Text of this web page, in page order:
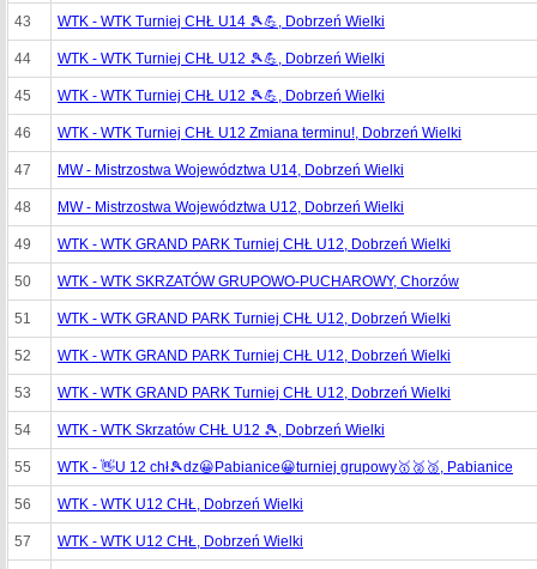
43 WTK - WTK Turniej CHŁ U14 🎾💪, Dobrzeń Wielki
44 WTK - WTK Turniej CHŁ U12 🎾💪, Dobrzeń Wielki
45 WTK - WTK Turniej CHŁ U12 🎾💪, Dobrzeń Wielki
46 WTK - WTK Turniej CHŁ U12 Zmiana terminu!, Dobrzeń Wielki
47 MW - Mistrzostwa Województwa U14, Dobrzeń Wielki
48 MW - Mistrzostwa Województwa U12, Dobrzeń Wielki
49 WTK - WTK GRAND PARK Turniej CHŁ U12, Dobrzeń Wielki
50 WTK - WTK SKRZATÓW GRUPOWO-PUCHAROWY, Chorzów
51 WTK - WTK GRAND PARK Turniej CHŁ U12, Dobrzeń Wielki
52 WTK - WTK GRAND PARK Turniej CHŁ U12, Dobrzeń Wielki
53 WTK - WTK GRAND PARK Turniej CHŁ U12, Dobrzeń Wielki
54 WTK - WTK Skrzatów CHŁ U12 🎾, Dobrzeń Wielki
55 WTK - 👋U 12 chł🎾dz😀Pabianice😀turniej grupowy🥇🥈🥉, Pabianice
56 WTK - WTK U12 CHŁ, Dobrzeń Wielki
57 WTK - WTK U12 CHŁ, Dobrzeń Wielki